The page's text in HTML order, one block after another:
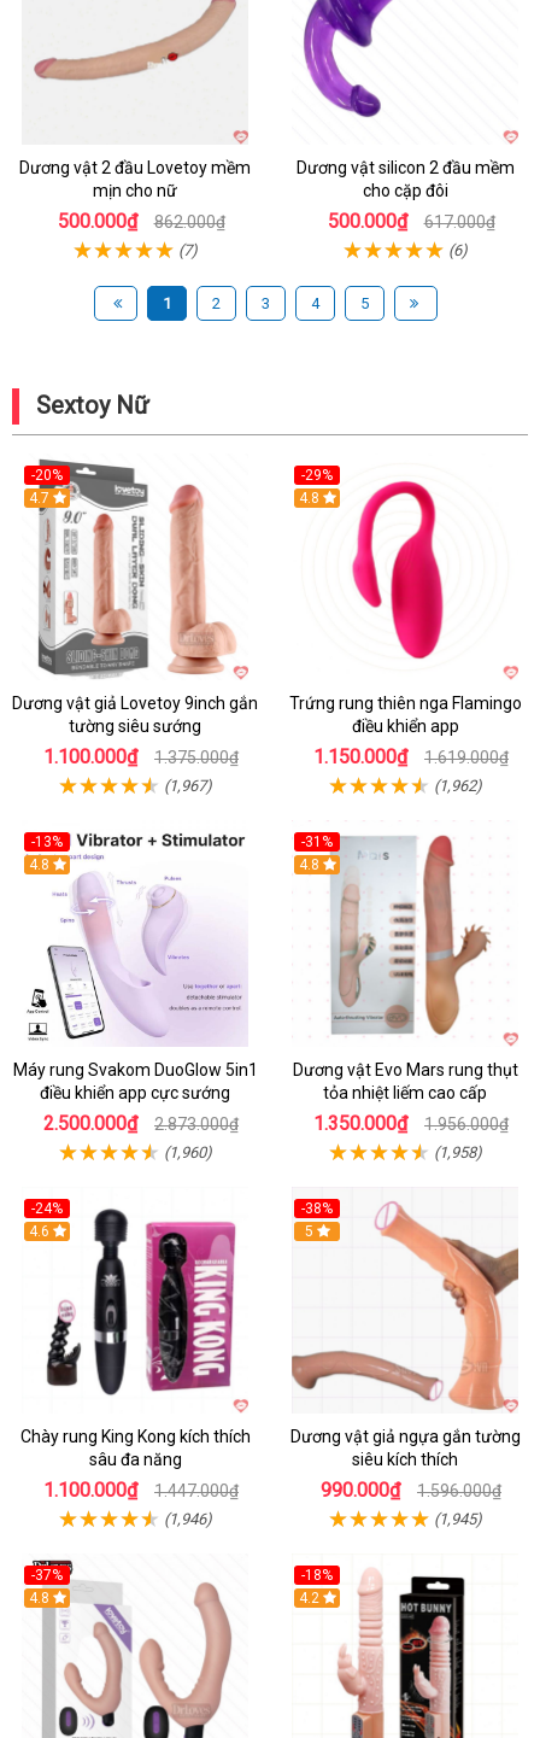
Dương vật 2 đầu Lovetoy mềm
mịn cho nữ
500.000₫ 862.000₫
(7)
Dương vật silicon 2 đầu mềm
cho cặp đôi
500.000₫ 617.000₫
(6)
1 2 3 4 5
Sextoy Nữ
-20%
Hot
4.7
Dương vật giả Lovetoy 9inch gắn
tường siêu sướng
1.100.000₫ 1.375.000₫
(1,967)
-29%
Hot
4.8
Trứng rung thiên nga Flamingo
điều khiển app
1.150.000₫ 1.619.000₫
(1,962)
-13%
4.8
Máy rung Svakom DuoGlow 5in1
điều khiển app cực sướng
2.500.000₫ 2.873.000₫
(1,960)
-31%
4.8
Dương vật Evo Mars rung thụt
tỏa nhiệt liếm cao cấp
1.350.000₫ 1.956.000₫
(1,958)
-24%
4.6
Chày rung King Kong kích thích
sâu đa năng
1.100.000₫ 1.447.000₫
(1,946)
-38%
Hot
5
Dương vật giả ngựa gắn tường
siêu kích thích
990.000₫ 1.596.000₫
(1,945)
-37%
Hot
4.8
-18%
Hot
4.2